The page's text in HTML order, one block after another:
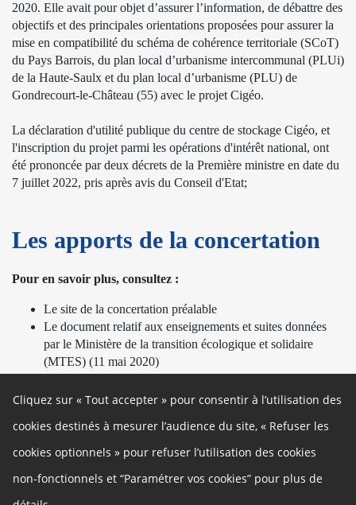
2020. Elle avait pour objet d’assurer l’information, de débattre des
objectifs et des principales orientations proposées pour assurer la
mise en compatibilité du schéma de cohérence territoriale (SCoT)
du Pays Barrois, du plan local d’urbanisme intercommunal (PLUi)
de la Haute-Saulx et du plan local d’urbanisme (PLU) de
Gondrecourt-le-Château (55) avec le projet Cigéo.
La déclaration d'utilité publique du centre de stockage Cigéo, et
l'inscription du projet parmi les opérations d'intérêt national, ont
été prononcée par deux décrets de la Première ministre en date du
7 juillet 2022, pris après avis du Conseil d'Etat;
Les apports de la concertation
Pour en savoir plus, consultez :
Le site de la concertation préalable
Le document relatif aux enseignements et suites données
par le Ministère de la transition écologique et solidaire
(MTES) (11 mai 2020)
Cliquez sur « Tout accepter » pour consentir à l’utilisation des
cookies destinés à mesurer l’audience du site, « Refuser les
cookies optionnels » pour refuser l’utilisation des cookies
non-fonctionnels et “Paramétrer vos cookies” pour plus de
Autres liens
Gestion des cookies Mentions légales